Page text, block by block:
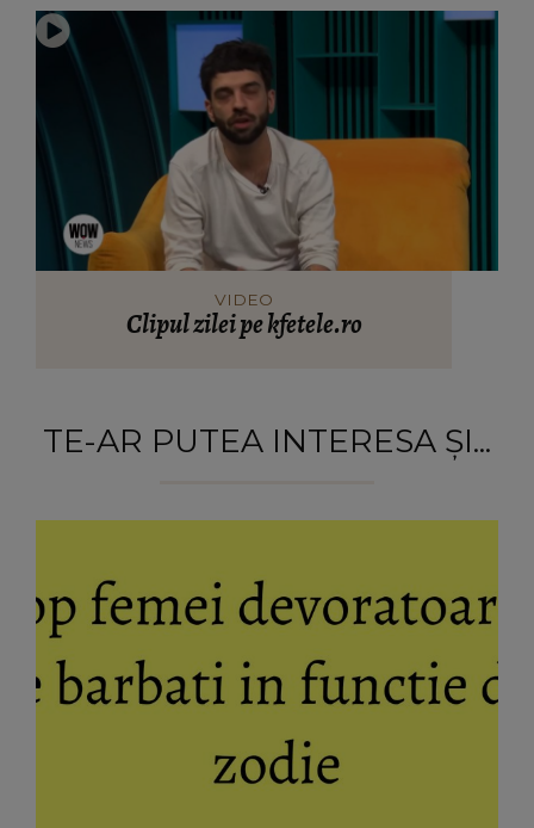
VIDEO
Clipul zilei pe kfetele.ro
TE-AR PUTEA INTERESA ȘI...